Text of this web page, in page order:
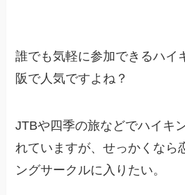
誰でも気軽に参加できるハイ
阪で人気ですよね？
JTBや四季の旅などでハイキ
れていますが、せっかくなら
ングサークルに入りたい。